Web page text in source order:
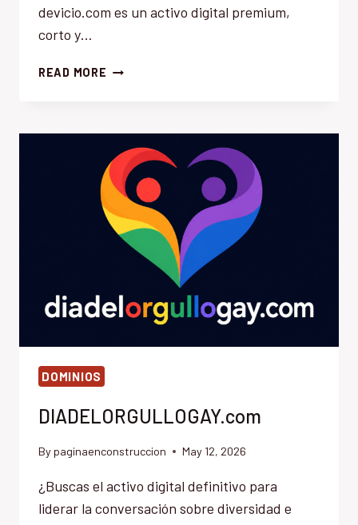
devicio.com es un activo digital premium,
corto y…
READ MORE DEVICIO.COM
DOMINIOS
DIADELORGULLOGAY.com
By paginaenconstruccion May 12, 2026
¿Buscas el activo digital definitivo para
liderar la conversación sobre diversidad e